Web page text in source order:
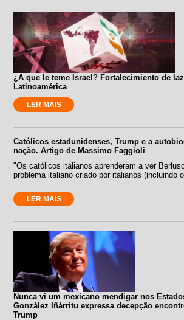
¿A que le teme Israel? Fortalecimiento de
Latinoamérica
LER MAIS
Católicos estadunidenses, Trump e a
nação. Artigo de Massimo Faggioli
"Os católicos italianos aprenderam a ver
problema italiano criado por italianos (incluindo
LER MAIS
Nunca vi um mexicano mendigar nos
González Iñárritu expressa decepção
Trump